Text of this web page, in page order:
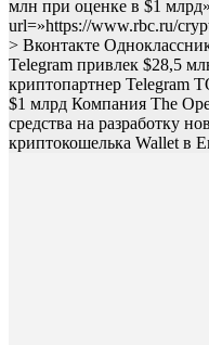
млн при оценке в $1
url=»https://www.rbc.ru/
> Вконтакте
Telegram привлек $28,5
криптопартнер Telegram
$1 млрд Компания The
средства на разработку
криптокошелька Wallet